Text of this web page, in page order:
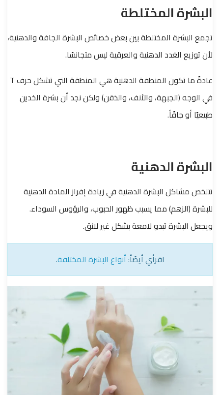
البشرة المختلطة
تجمع البشرة المختلطة بين بعض خصائص البشرة الجافة والدهنية،
لأن توزيع الغدد الدهنية والعرقية ليس متجانسًا.
عادةً ما تكون المنطقة الدهنية هي المنطقة التي تشكل حرف T
في الوجه (الجبهة، والأنف، والذقن) ولكن نجد أن بشرة الخدين
طبيعيًا أو جافًأ.
البشرة الدهنية
تتلخص مشاكل البشرة الدهنية في زيادة إفراز المادة الدهنية
للبشرة (الزهم) مما يسبب ظهور الحبوب، والرؤوس السوداء.
ويجعل البشرة تبدو لامعة بشكل غير لائق.
اقرأي أيضًأ:أنواع البشرة المختلفة.